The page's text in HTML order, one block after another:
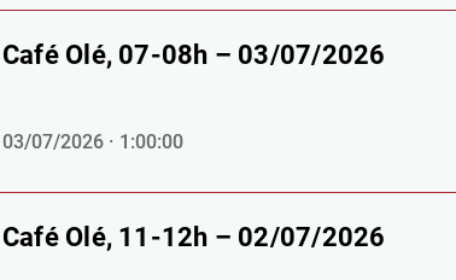
Café Olé, 07-08h – 03/07/2026
03/07/2026 · 1:00:00
Café Olé, 11-12h – 02/07/2026